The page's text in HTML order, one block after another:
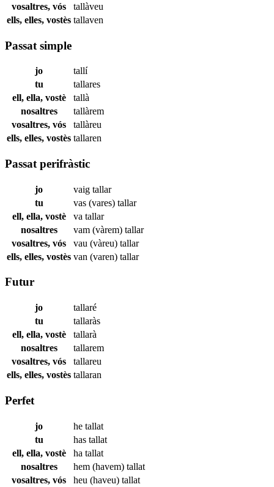
vosaltres, vós
tallàveu
ells, elles, vostès tallaven
Passat simple
jo
tallí
tu
tallares
ell, ella, vostè
tallà
nosaltres
tallàrem
vosaltres, vós
tallàreu
ells, elles, vostès tallaren
Passat perifràstic
jo vaig tallar
tu
vas (vares) tallar
ell, ella, vostè
va tallar
nosaltres
vam (vàrem) tallar
vosaltres, vós
vau (vàreu) tallar
ells, elles, vostès van (varen) tallar
Futur
jo
tallaré
tu
tallaràs
ell, ella, vostè
tallarà
nosaltres
tallarem
vosaltres, vós
tallareu
ells, elles, vostès tallaran
Perfet
jo he tallat
tu
has tallat
ell, ella, vostè
ha tallat
nosaltres
hem (havem) tallat
vosaltres, vós
heu (haveu) tallat